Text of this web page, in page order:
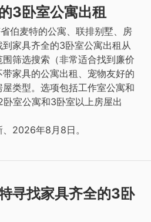
3卧室公寓出租
伯麦特的公寓、联排别墅、房
家具齐全的3卧室公寓出租从
筛选搜索（非常适合找到廉价
家具的公寓出租、宠物友好的
类型。选项包括工作室公寓和
室公寓和3卧室以上房屋出
2026年8月8日。
寻找家具齐全的3卧